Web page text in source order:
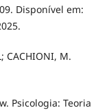
Disponível em:
CACHIONI, M.
Psicologia: Teoria